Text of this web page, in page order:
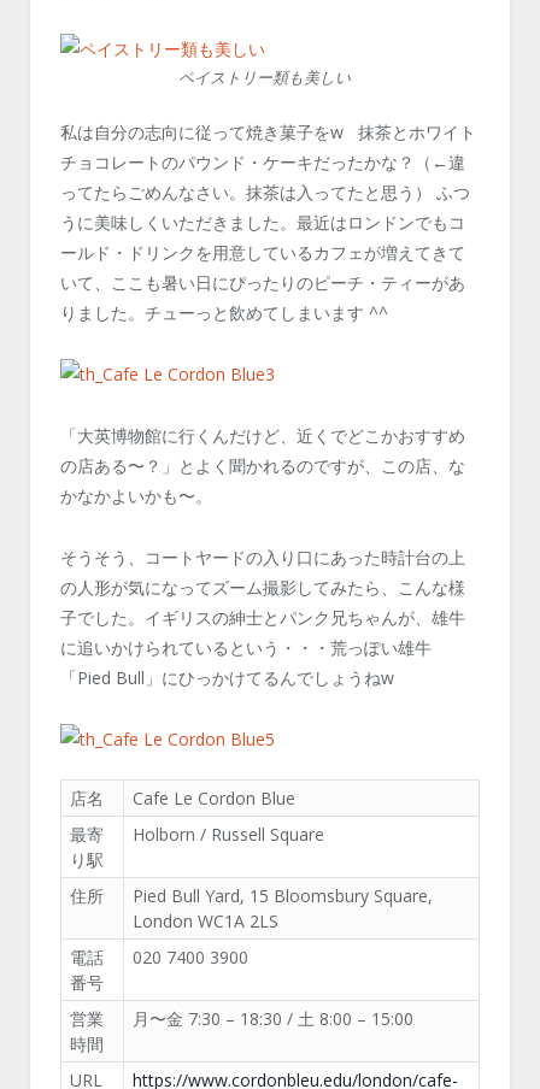
ペイストリー類も美しい
私は自分の志向に従って焼き菓子をw 抹茶とホワイト
チョコレートのパウンド・ケーキだったかな？（←違
ってたらごめんなさい。抹茶は入ってたと思う） ふつ
うに美味しくいただきました。最近はロンドンでもコ
ールド・ドリンクを用意しているカフェが増えてきて
いて、ここも暑い日にぴったりのピーチ・ティーがあ
りました。チューっと飲めてしまいます ^^
「大英博物館に行くんだけど、近くでどこかおすすめ
の店ある〜？」とよく聞かれるのですが、この店、な
かなかよいかも〜。
そうそう、コートヤードの入り口にあった時計台の上
の人形が気になってズーム撮影してみたら、こんな様
子でした。イギリスの紳士とパンク兄ちゃんが、雄牛
に追いかけられているという・・・荒っぽい雄牛
「Pied Bull」にひっかけてるんでしょうねw
店名
Cafe Le Cordon Blue
最寄
り駅
Holborn / Russell Square
住所
Pied Bull Yard, 15 Bloomsbury Square,
London WC1A 2LS
電話
番号
020 7400 3900
営業
時間
月〜金 7:30 – 18:30 / 土 8:00 – 15:00
URL https://www.cordonbleu.edu/london/cafe-